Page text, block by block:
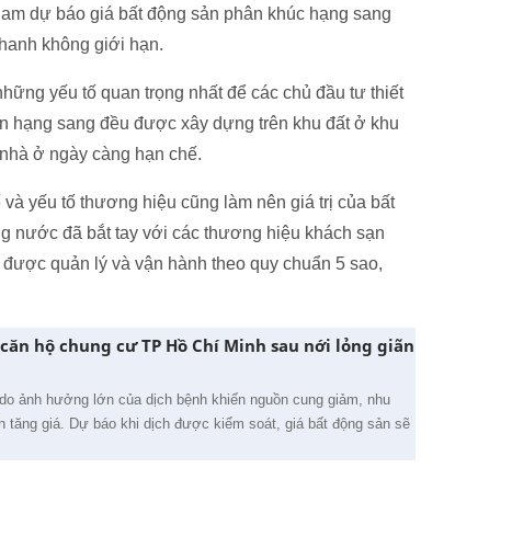
dự báo giá bất động sản phân khúc hạng sang
không giới hạn.
yếu tố quan trọng nhất để các chủ đầu tư thiết
hạng sang đều được xây dựng trên khu đất ở khu
ở ngày càng hạn chế.
yếu tố thương hiệu cũng làm nên giá trị của bất
nước đã bắt tay với các thương hiệu khách sạn
quản lý và vận hành theo quy chuẩn 5 sao,
hộ chung cư TP Hồ Chí Minh sau nới lỏng giãn
ảnh hưởng lớn của dịch bệnh khiến nguồn cung giảm, nhu
giá. Dự báo khi dịch được kiểm soát, giá bất động sản sẽ